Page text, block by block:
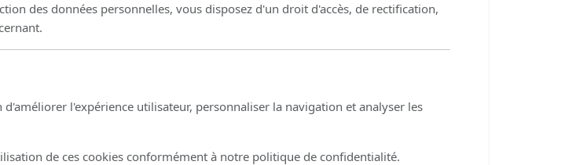
des données personnelles, vous disposez d'un droit d'accès, de rectification,
l'expérience utilisateur, personnaliser la navigation et analyser les
de ces cookies conformément à notre politique de confidentialité.